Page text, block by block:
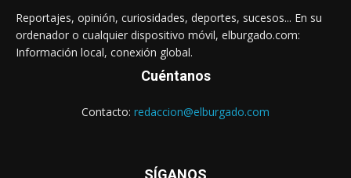
Reportajes, opinión, curiosidades, deportes, sucesos... En su
ordenador o cualquier dispositivo móvil, elburgado.com:
Información local, conexión global.
Cuéntanos
Contacto: redaccion@elburgado.com